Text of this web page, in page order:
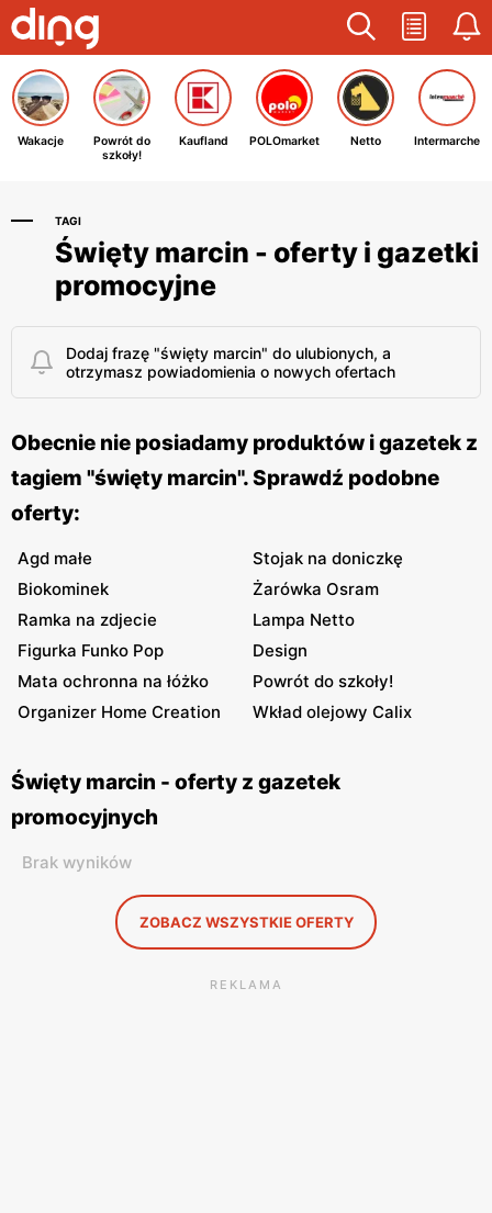
Wakacje
Powrót do
szkoły!
Kaufland POLOmarket Netto Intermarche
TAGI
Święty marcin - oferty i gazetki
promocyjne
Dodaj frazę "święty marcin" do ulubionych, a
otrzymasz powiadomienia o nowych ofertach
Obecnie nie posiadamy produktów i gazetek z
tagiem "święty marcin". Sprawdź podobne
oferty:
Agd małe
Stojak na doniczkę
Biokominek
Żarówka Osram
Ramka na zdjecie
Lampa Netto
Figurka Funko Pop
Design
Mata ochronna na łóżko
Powrót do szkoły!
Organizer Home Creation
Wkład olejowy Calix
Święty marcin - oferty z gazetek
promocyjnych
Brak wyników
ZOBACZ WSZYSTKIE OFERTY
REKLAMA